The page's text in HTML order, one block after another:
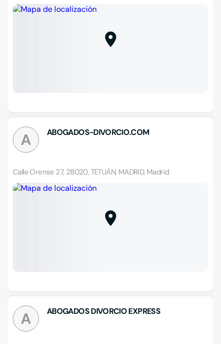
A ABOGADOS-DIVORCIO.COM
Calle Orense 27, 28020, TETUÁN, MADRID, Madrid
A ABOGADOS DIVORCIO EXPRESS